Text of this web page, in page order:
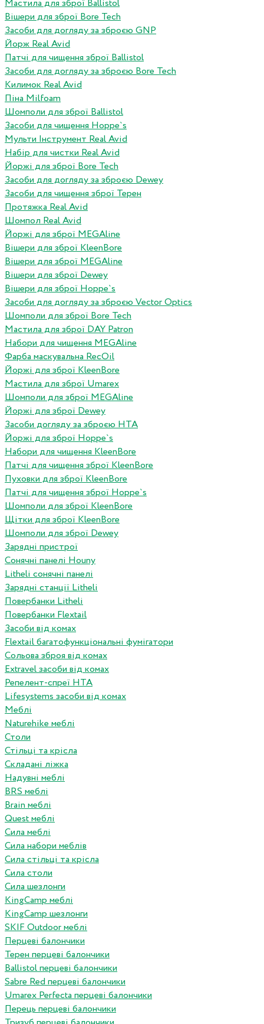
Мастила для зброї Ballistol
Вішери для зброї Bore Tech
Засоби для догляду за зброєю GNP
Йорж Real Avid
Патчі для чищення зброї Ballistol
Засоби для догляду за зброєю Bore Tech
Килимок Real Avid
Піна Milfoam
Шомполи для зброї Ballistol
Засоби для чищення Hoppe`s
Мульти Інструмент Real Avid
Набір для чистки Real Avid
Йоржі для зброї Bore Tech
Засоби для догляду за зброєю Dewey
Засоби для чищення зброї Терен
Протяжка Real Avid
Шомпол Real Avid
Йоржі для зброї MEGAline
Вішери для зброї KleenBore
Вішери для зброї MEGAline
Вішери для зброї Dewey
Вішери для зброї Hoppe`s
Засоби для догляду за зброєю Vector Optics
Шомполи для зброї Bore Tech
Мастила для зброї DAY Patron
Набори для чищення MEGAline
Фарба маскувальна RecOil
Йоржі для зброї KleenBore
Мастила для зброї Umarex
Шомполи для зброї MEGAline
Йоржі для зброї Dewey
Засоби догляду за зброєю HTA
Йоржі для зброї Hoppe`s
Набори для чищення KleenBore
Патчі для чищення зброї KleenBore
Пуховки для зброї KleenBore
Патчі для чищення зброї Hoppe`s
Шомполи для зброї KleenBore
Щітки для зброї KleenBore
Шомполи для зброї Dewey
Зарядні пристрої
Сонячні панелі Houny
Litheli сонячні панелі
Зарядні станції Litheli
Повербанки Litheli
Повербанки Flextail
Засоби від комах
Flextail багатофункціональні фумігатори
Сольова зброя від комах
Extravel засоби від комах
Репелент-спреї HTA
Lifesystems засоби від комах
Меблі
Naturehike меблі
Столи
Стільці та крісла
Складані ліжка
Надувні меблі
BRS меблі
Brain меблі
Quest меблі
Сила меблі
Сила набори меблів
Сила стільці та крісла
Сила столи
Сила шезлонги
KingCamp меблі
KingCamp шезлонги
SKIF Outdoor меблі
Перцеві балончики
Терен перцеві балончики
Ballistol перцеві балончики
Sabre Red перцеві балончики
Umarex Perfecta перцеві балончики
Перець перцеві балончики